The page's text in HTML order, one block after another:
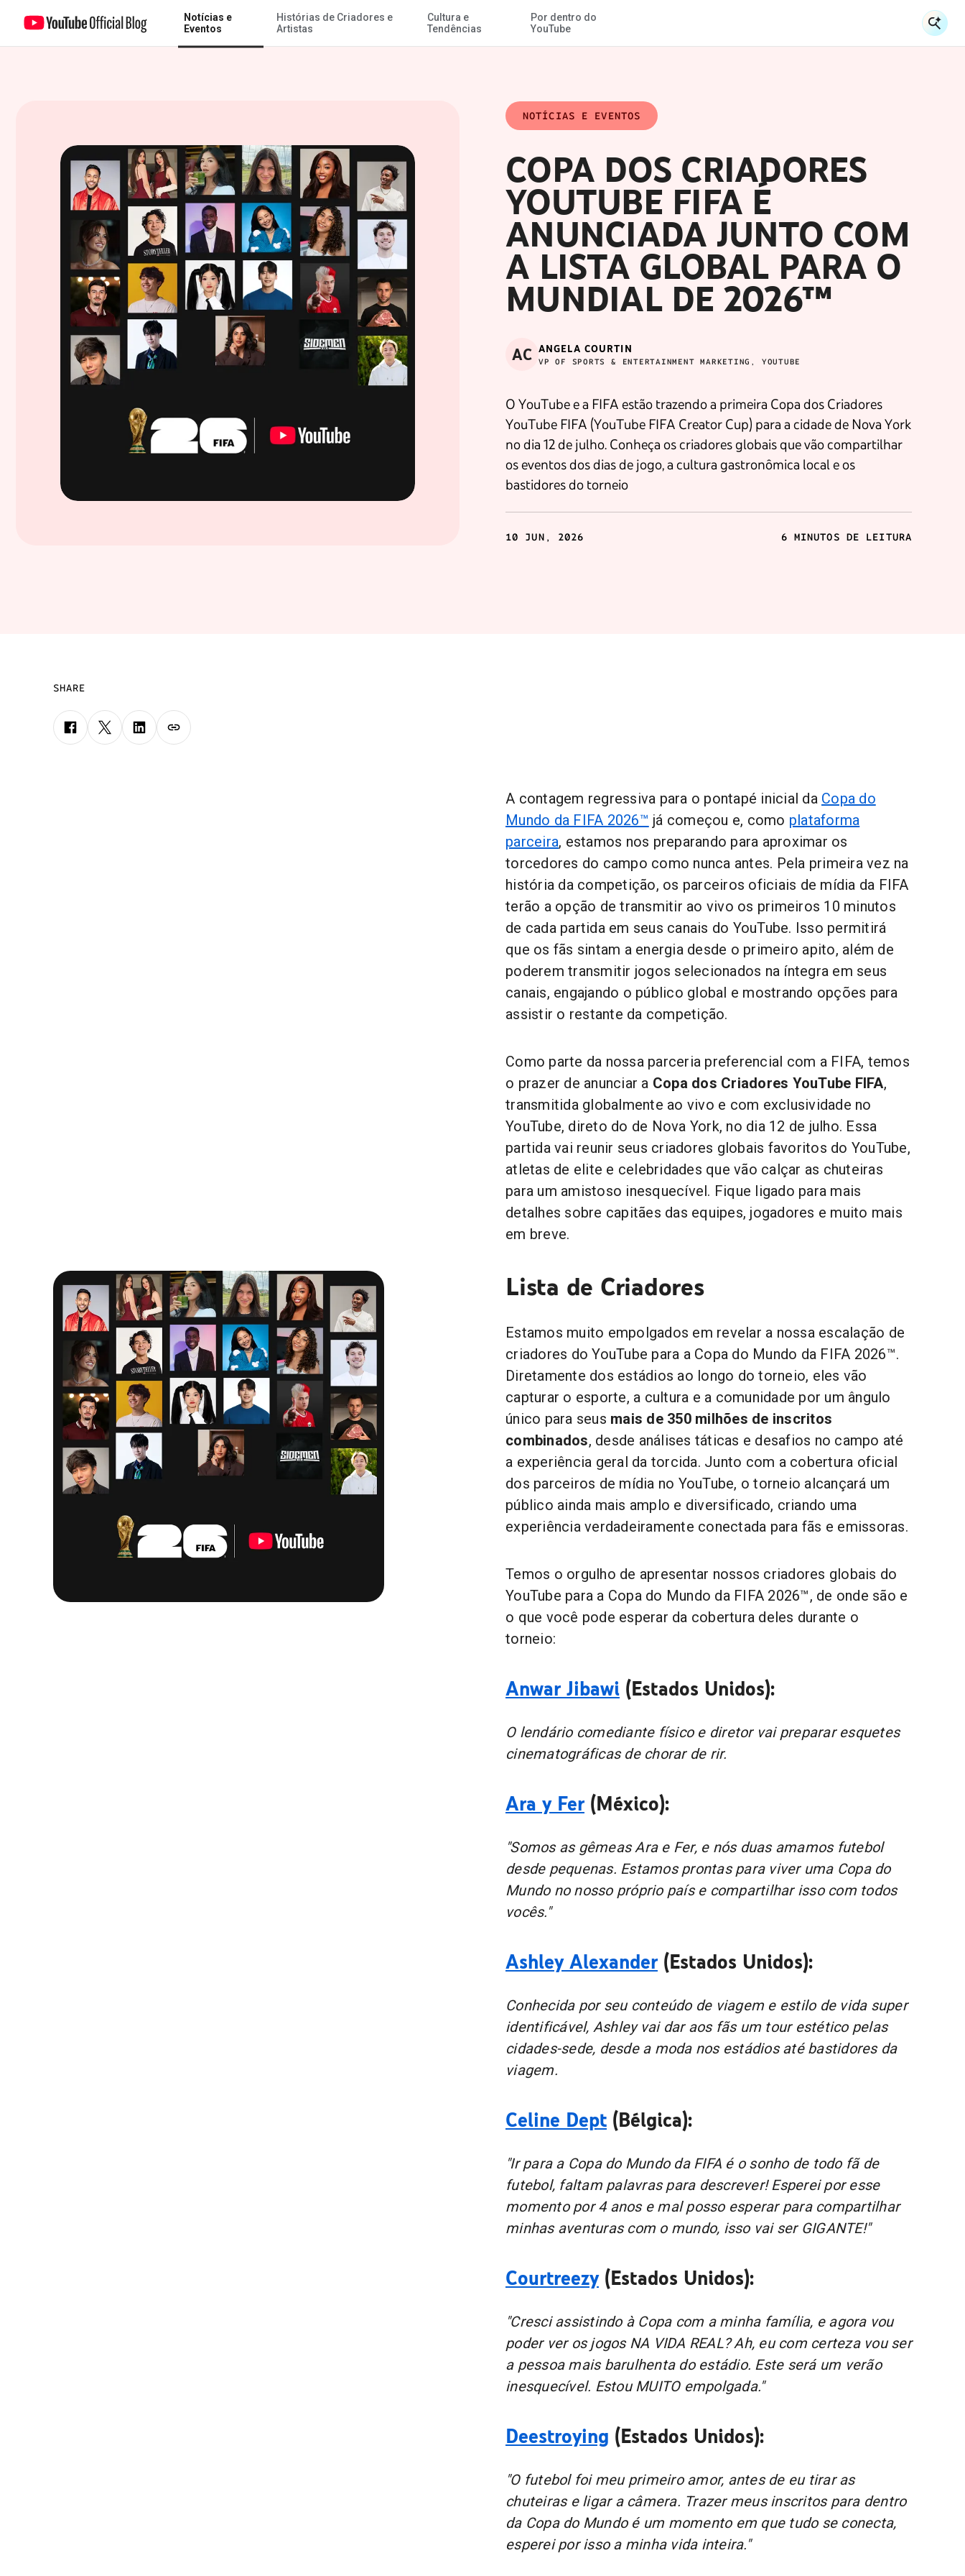
Ir para o Conteúdo Principal
Notícias e
Eventos
Histórias de Criadores e
Artistas
Cultura e
Tendências
Por dentro do
YouTube
Copa dos Criadores YouTube FIFA é anunciada junto com a lista global para o Mundial de 2026™
NOTÍCIAS E EVENTOS
COPA DOS CRIADORES
YOUTUBE FIFA É
ANUNCIADA JUNTO COM
A LISTA GLOBAL PARA O
MUNDIAL DE 2026™
AC ANGELA COURTIN
VP OF SPORTS & ENTERTAINMENT MARKETING, YOUTUBE
O YouTube e a FIFA estão trazendo a primeira Copa dos Criadores
YouTube FIFA (YouTube FIFA Creator Cup) para a cidade de Nova York
no dia 12 de julho. Conheça os criadores globais que vão compartilhar
os eventos dos dias de jogo, a cultura gastronômica local e os
bastidores do torneio
10 JUN, 2026 6 MINUTOS DE LEITURA
SHARE
A contagem regressiva para o pontapé inicial da Copa do
Mundo da FIFA 2026™ já começou e, como plataforma
parceira, estamos nos preparando para aproximar os
torcedores do campo como nunca antes. Pela primeira vez na
história da competição, os parceiros oficiais de mídia da FIFA
terão a opção de transmitir ao vivo os primeiros 10 minutos
de cada partida em seus canais do YouTube. Isso permitirá
que os fãs sintam a energia desde o primeiro apito, além de
poderem transmitir jogos selecionados na íntegra em seus
canais, engajando o público global e mostrando opções para
assistir o restante da competição.
Como parte da nossa parceria preferencial com a FIFA, temos
o prazer de anunciar a Copa dos Criadores YouTube FIFA,
transmitida globalmente ao vivo e com exclusividade no
YouTube, direto do de Nova York, no dia 12 de julho. Essa
partida vai reunir seus criadores globais favoritos do YouTube,
atletas de elite e celebridades que vão calçar as chuteiras
para um amistoso inesquecível. Fique ligado para mais
detalhes sobre capitães das equipes, jogadores e muito mais
em breve.
Lista de Criadores
Estamos muito empolgados em revelar a nossa escalação de
criadores do YouTube para a Copa do Mundo da FIFA 2026™.
Diretamente dos estádios ao longo do torneio, eles vão
capturar o esporte, a cultura e a comunidade por um ângulo
único para seus mais de 350 milhões de inscritos
combinados, desde análises táticas e desafios no campo até
a experiência geral da torcida. Junto com a cobertura oficial
dos parceiros de mídia no YouTube, o torneio alcançará um
público ainda mais amplo e diversificado, criando uma
experiência verdadeiramente conectada para fãs e emissoras.
Temos o orgulho de apresentar nossos criadores globais do
YouTube para a Copa do Mundo da FIFA 2026™, de onde são e
o que você pode esperar da cobertura deles durante o
torneio:
Anwar Jibawi (Estados Unidos):
O lendário comediante físico e diretor vai preparar esquetes
cinematográficas de chorar de rir.
Ara y Fer (México):
"Somos as gêmeas Ara e Fer, e nós duas amamos futebol
desde pequenas. Estamos prontas para viver uma Copa do
Mundo no nosso próprio país e compartilhar isso com todos
vocês."
Ashley Alexander (Estados Unidos):
Conhecida por seu conteúdo de viagem e estilo de vida super
identificável, Ashley vai dar aos fãs um tour estético pelas
cidades-sede, desde a moda nos estádios até bastidores da
viagem.
Celine Dept (Bélgica):
"Ir para a Copa do Mundo da FIFA é o sonho de todo fã de
futebol, faltam palavras para descrever! Esperei por esse
momento por 4 anos e mal posso esperar para compartilhar
minhas aventuras com o mundo, isso vai ser GIGANTE!"
Courtreezy(Estados Unidos):
"Cresci assistindo à Copa com a minha família, e agora vou
poder ver os jogos NA VIDA REAL? Ah, eu com certeza vou ser
a pessoa mais barulhenta do estádio. Este será um verão
inesquecível. Estou MUITO empolgada."
Deestroying (Estados Unidos):
"O futebol foi meu primeiro amor, antes de eu tirar as
chuteiras e ligar a câmera. Trazer meus inscritos para dentro
da Copa do Mundo é um momento em que tudo se conecta,
esperei por isso a minha vida inteira."